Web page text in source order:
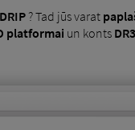
DRIP? Tad jūs varat
platformai un konts